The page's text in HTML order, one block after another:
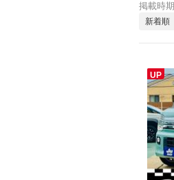
掲載時期
新着順
UP